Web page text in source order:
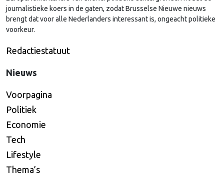
journalistieke koers in de gaten, zodat Brusselse Nieuwe nieuws
brengt dat voor alle Nederlanders interessant is, ongeacht politieke
voorkeur.
Redactiestatuut
Nieuws
Voorpagina
Politiek
Economie
Tech
Lifestyle
Thema’s